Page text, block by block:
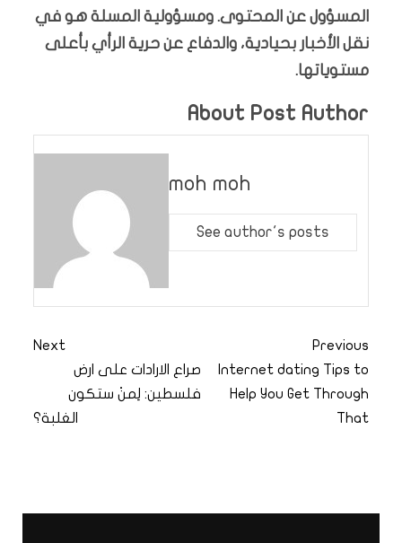
المسؤول عن المحتوى. ومسؤولية المسلة هو في
نقل الأخبار بحيادية، والدفاع عن حرية الرأي بأعلى
مستوياتها.
About Post Author
moh moh
See author's posts
Previous
Internet dating Tips to
Help You Get Through
That
Next
صراع الارادات على ارض
فلسطين: لِمنْ ستكون
الغلبة؟